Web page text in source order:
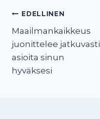
Artikkelien
selaus
EDELLINEN
Maailmankaikkeus
juonittelee jatkuvasti
asioita sinun
hyväksesi